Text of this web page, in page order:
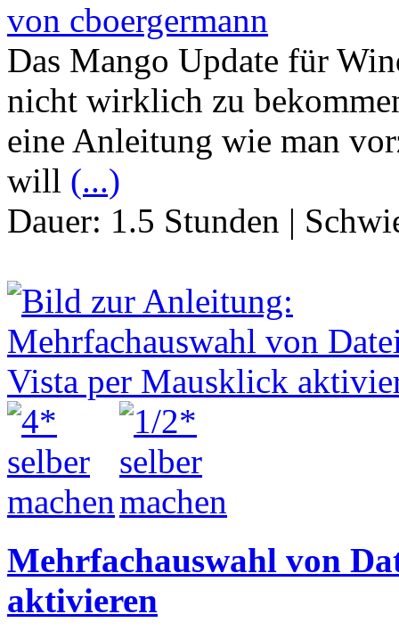
von cboergermann
Das Mango Update für
nicht wirklich zu
eine Anleitung wie man
will (...)
Dauer: 1.5 Stunden |
Mehrfachauswahl von
aktivieren